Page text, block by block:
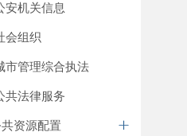
安机关信息
会组织
市管理综合执法
共法律服务
资源配置